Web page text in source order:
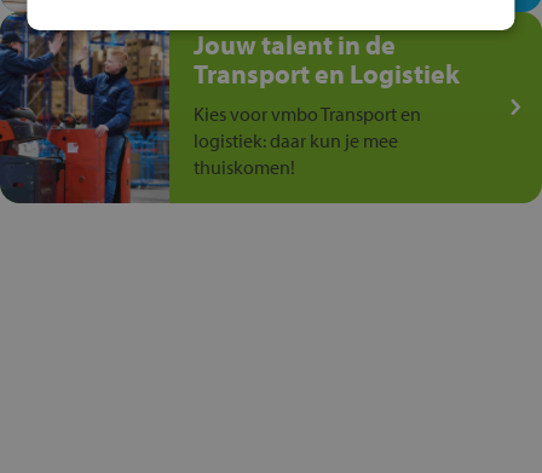
Jouw talent in de
Transport en Logistiek
Kies voor vmbo Transport en
logistiek: daar kun je mee
thuiskomen!